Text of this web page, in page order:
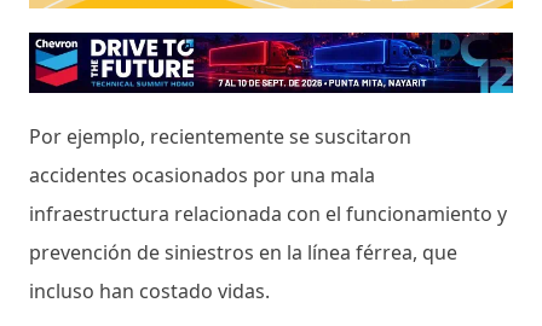
Por ejemplo, recientemente se suscitaron
accidentes ocasionados por una mala
infraestructura relacionada con el funcionamiento y
prevención de siniestros en la línea férrea, que
incluso han costado vidas.